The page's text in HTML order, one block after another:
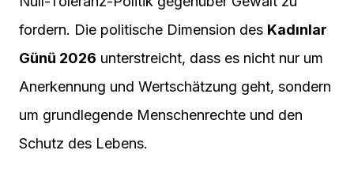
fordern. Die politische Dimension des Kadınlar
Günü 2026 unterstreicht, dass es nicht nur um
Anerkennung und Wertschätzung geht, sondern
um grundlegende Menschenrechte und den
Schutz des Lebens.